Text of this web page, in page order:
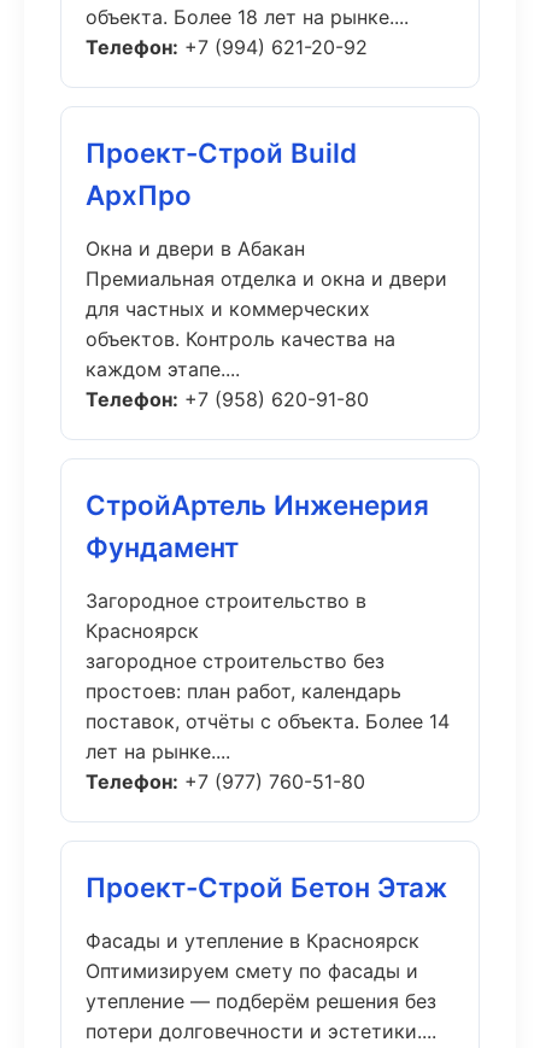
объекта. Более 18 лет на рынке....
Телефон: +7 (994) 621-20-92
Проект-Строй Build
АрхПро
Окна и двери в Абакан
Премиальная отделка и окна и двери
для частных и коммерческих
объектов. Контроль качества на
каждом этапе....
Телефон: +7 (958) 620-91-80
СтройАртель Инженерия
Фундамент
Загородное строительство в
Красноярск
загородное строительство без
простоев: план работ, календарь
поставок, отчёты с объекта. Более 14
лет на рынке....
Телефон: +7 (977) 760-51-80
Проект-Строй Бетон Этаж
Фасады и утепление в Красноярск
Оптимизируем смету по фасады и
утепление — подберём решения без
потери долговечности и эстетики....